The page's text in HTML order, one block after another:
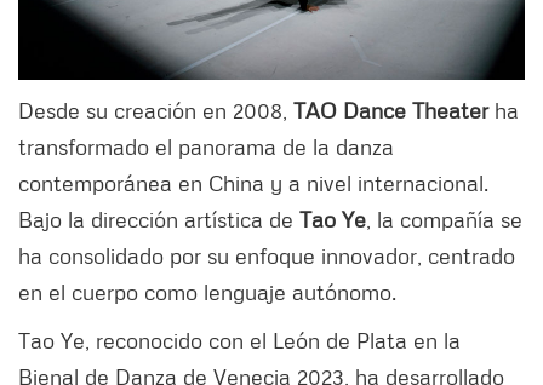
Desde su creación en 2008, TAO Dance Theaterha
transformado el panorama de la danza
contemporánea en China y a nivel internacional.
Bajo la dirección artística de Tao Ye , la compañía se
ha consolidado por su enfoque innovador, centrado
en el cuerpo como lenguaje autónomo.
Tao Ye, reconocido con el León de Plata en la
Bienal de Danza de Venecia 2023, ha desarrollado